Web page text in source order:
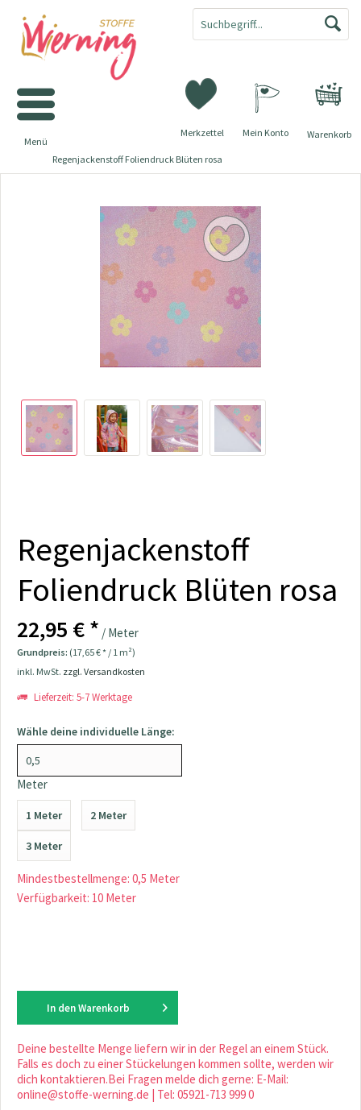
Warenkorb
Merkzettel Mein Konto
Menü
Regenjackenstoff Foliendruck Blüten rosa
Regenjackenstoff
Foliendruck Blüten rosa
22,95 € * / Meter
Grundpreis: (17,65 € * / 1 m²)
inkl. MwSt. zzgl. Versandkosten
Lieferzeit: 5-7 Werktage
Wähle deine individuelle Länge:
Meter
1 Meter 2 Meter
3 Meter
Mindestbestellmenge: 0,5 Meter
Verfügbarkeit: 10 Meter
In den Warenkorb
Deine bestellte Menge liefern wir in der Regel an einem Stück.
Falls es doch zu einer Stückelungen kommen sollte, werden wir
dich kontaktieren.Bei Fragen melde dich gerne: E-Mail:
online@stoffe-werning.de | Tel: 05921-713 999 0